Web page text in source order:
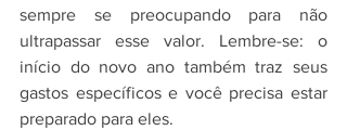
sempre se preocupando para não
ultrapassar esse valor. Lembre-se: o
início do novo ano também traz seus
gastos específicos e você precisa estar
preparado para eles.